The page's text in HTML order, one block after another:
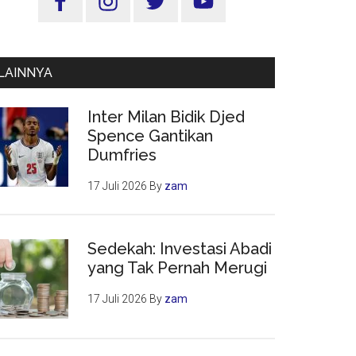
Inter Milan Bidik Djed
Spence Gantikan
Dumfries
17 Juli 2026 By zam
Sedekah: Investasi Abadi
yang Tak Pernah Merugi
17 Juli 2026 By zam